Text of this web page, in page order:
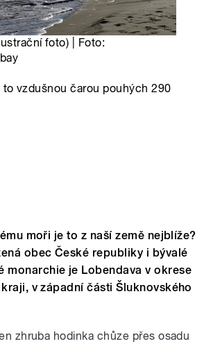
foto) | Foto:
vzdušnou čarou pouhých 290
moři je to z naší země nejblíže?
obec České republiky i bývalé
monarchie je Lobendava v okrese
v západní části Šluknovského
zhruba hodinka chůze přes osadu